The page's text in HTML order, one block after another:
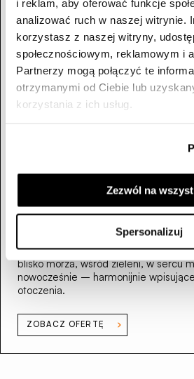
i reklam, aby oferować funkcje
analizować ruch w naszej witrynie.
korzystasz z naszej witryny,
społecznościowym, reklamowym i
Partnerzy mogą połączyć te
otrzymanymi od Ciebie lub
korzystania z ich usług.
Zezwól na
Spersonalizuj
W ofercie linii Kameralnie znajdziesz
domy i kamienice. Zawsze w
blisko morza, wśród zieleni, w sercu
nowocześnie – harmonijnie
otoczenia.
ZOBACZ OFERTĘ